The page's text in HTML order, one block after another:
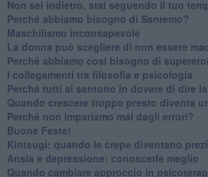
​Non sei indietro, stai seguendo il tuo
​Perché abbiamo bisogno di Sanremo?
​Maschilismo inconsapevole
​La donna può scegliere di non essere
​Perché abbiamo così bisogno di
​I collegamenti tra filosofia e psicologia
​Perché tutti si sentono in dovere di dire
​Quando crescere troppo presto diventa
​Perché non impariamo mai dagli errori?
​Buone Feste!
​Kintsugi: quando le crepe diventano
Ansia e depressione: conoscerle meglio
Quando cambiare approccio in